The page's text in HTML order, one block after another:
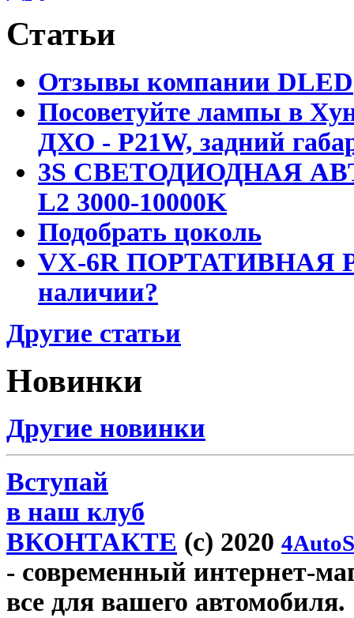
Статьи
Отзывы компании DLED
Посоветуйте лампы в
ДХО - P21W, задний
3S СВЕТОДИОДНАЯ
L2 3000-10000K
Подобрать цоколь
VX-6R ПОРТАТИВНАЯ
наличии?
Другие статьи
Новинки
Другие новинки
Вступай
в наш клуб
ВКОНТАКТЕ (c) 2020
- современный интернет-
все для вашего автомобиля.